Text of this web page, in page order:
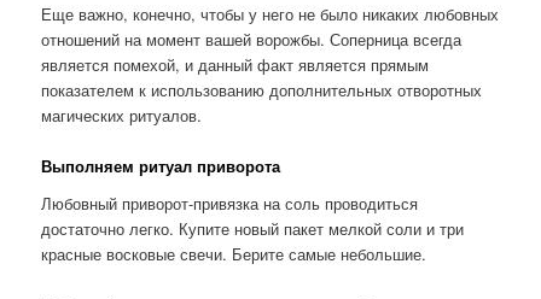
Еще важно, конечно, чтобы у него не было никаких любовных
отношений на момент вашей ворожбы. Соперница всегда
является помехой, и данный факт является прямым
показателем к использованию дополнительных отворотных
магических ритуалов.
Выполняем ритуал приворота
Любовный приворот-привязка на соль проводиться
достаточно легко. Купите новый пакет мелкой соли и три
красные восковые свечи. Берите самые небольшие.